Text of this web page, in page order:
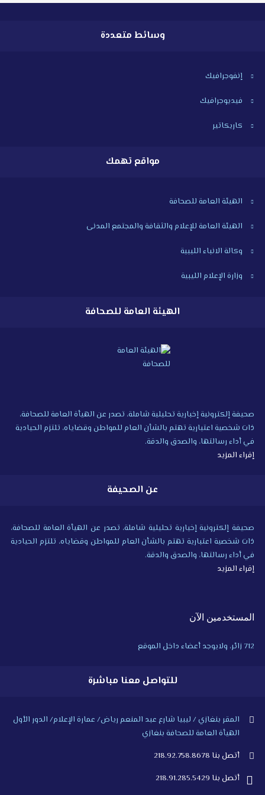
وسائط متعددة
إنفوجرافيك
فيديوجرافيك
كاريكاتير
مواقع تهمك
الهيئة العامة للصحافة
الهيئة العامة للإعلام والثقافة والمجتمع المدنى
وكالة الانباء الليبية
وزارة الإعلام الليبية
الهيئة العامة للصحافة
صحيفة إلكترونية إخبارية تحليلية شاملة، تصدر عن الهيأة العامة للصحافة،
ذات شخصية اعتبارية تهتم بالشأن العام للمواطن وقضاياه، تلتزم الحيادية
في أداء رسالتها، والصدق والدقة.
إقراء المزيد
عن الصحيفة
صحيفة إلكترونية إخبارية تحليلية شاملة، تصدر عن الهيأة العامة للصحافة،
ذات شخصية اعتبارية تهتم بالشأن العام للمواطن وقضاياه، تلتزم الحيادية
في أداء رسالتها، والصدق والدقة.
إقراء المزيد
المستخدمين الآن
712 زائر، ولايوجد أعضاء داخل الموقع
للتواصل معنا مباشرة
المقر بنغازي / ليبيا شارع عبد المنعم رياض/ عمارة الإعلام/ الدور الأول
الهيأة العامة للصحافة بنغازي
أتصل بنا 218.92.758.8678
أتصل بنا 218.91.285.5429